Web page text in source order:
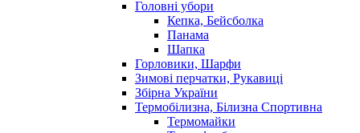
Головні убори
Кепка, Бейсболка
Панама
Шапка
Горловики, Шарфи
Зимові перчатки, Рукавиці
Збірна України
Термобілизна, Білизна Спортивна
Термомайки